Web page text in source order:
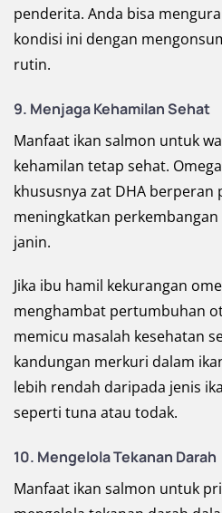
penderita. Anda bisa
kondisi ini dengan
rutin.
9. Menjaga Kehamilan Sehat
Manfaat ikan salmon untuk
kehamilan tetap sehat.
khususnya zat DHA berperan
meningkatkan
janin.
Jika ibu hamil kekurangan
menghambat pertumbuhan
memicu masalah kesehatan
kandungan merkuri dalam
lebih rendah daripada jenis
seperti tuna atau todak.
10. Mengelola Tekanan Darah
Manfaat ikan salmon untuk